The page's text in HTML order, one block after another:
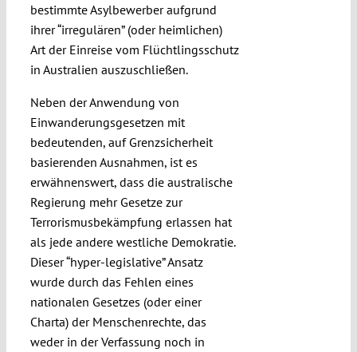
bestimmte Asylbewerber aufgrund
ihrer “irregulären” (oder heimlichen)
Art der Einreise vom Flüchtlingsschutz
in Australien auszuschließen.
Neben der Anwendung von
Einwanderungsgesetzen mit
bedeutenden, auf Grenzsicherheit
basierenden Ausnahmen, ist es
erwähnenswert, dass die australische
Regierung mehr Gesetze zur
Terrorismusbekämpfung erlassen hat
als jede andere westliche Demokratie.
Dieser “hyper-legislative” Ansatz
wurde durch das Fehlen eines
nationalen Gesetzes (oder einer
Charta) der Menschenrechte, das
weder in der Verfassung noch in